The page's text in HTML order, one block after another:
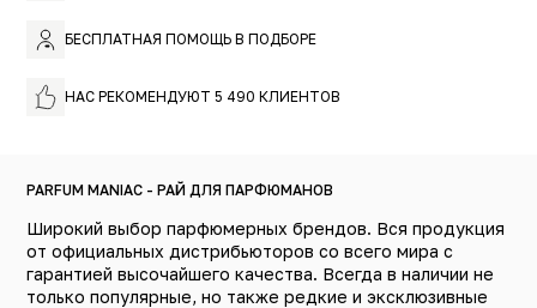
БЕСПЛАТНАЯ ПОМОЩЬ В ПОДБОРЕ
НАС РЕКОМЕНДУЮТ 5 490 КЛИЕНТОВ
PARFUM MANIAC - РАЙ ДЛЯ ПАРФЮМАНОВ
Широкий выбор парфюмерных брендов. Вся продукция
от официальных дистрибьюторов со всего мира с
гарантией высочайшего качества. Всегда в наличии не
только популярные, но также редкие и эксклюзивные